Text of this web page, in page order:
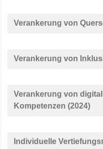
Verankerung von
Verankerung von
Verankerung von
Kompetenzen (2024)
Individuelle